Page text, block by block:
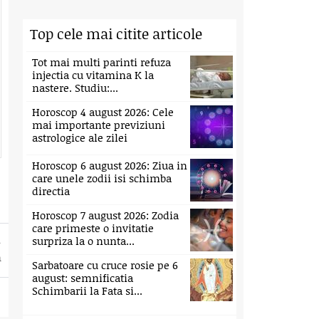
Top cele mai citite articole
Tot mai multi parinti refuza
injectia cu vitamina K la
nastere. Studiu:...
Horoscop 4 august 2026: Cele
mai importante previziuni
astrologice ale zilei
Horoscop 6 august 2026: Ziua in
care unele zodii isi schimba
directia
Horoscop 7 august 2026: Zodia
care primeste o invitatie
surpriza la o nunta...
Sarbatoare cu cruce rosie pe 6
august: semnificatia
Schimbarii la Fata si...